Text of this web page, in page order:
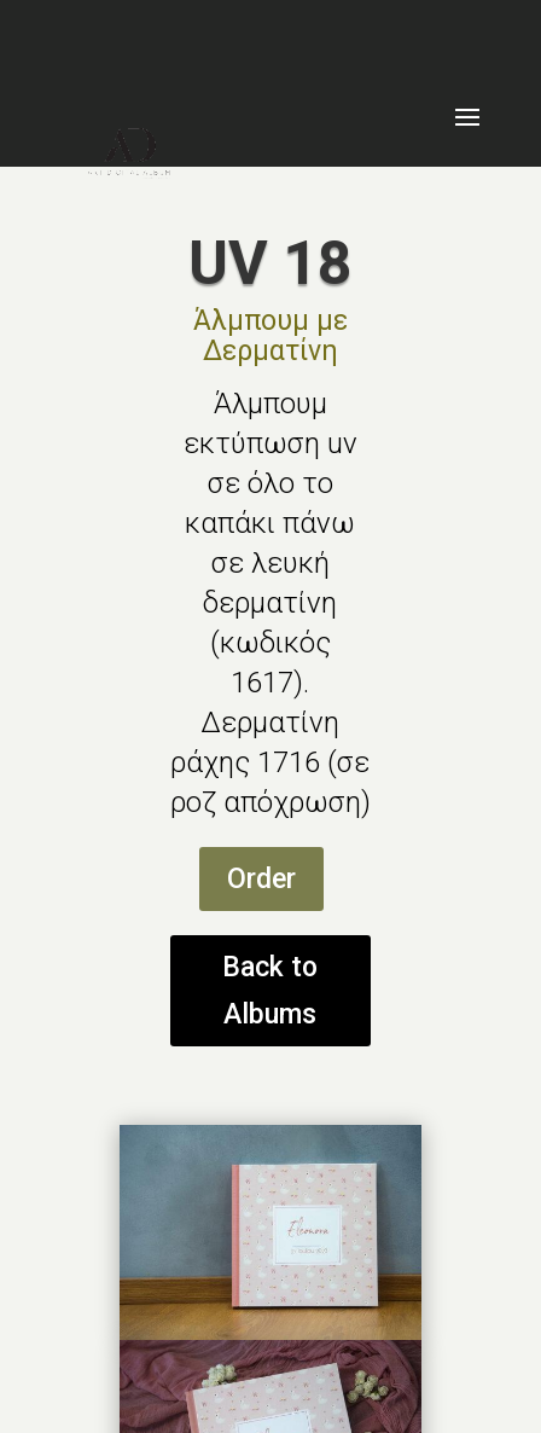
UV 18
Άλμπουμ με
Δερματίνη
Άλμπουμ
εκτύπωση uv
σε όλο το
καπάκι πάνω
σε λευκή
δερματίνη
(κωδικός
1617).
Δερματίνη
ράχης 1716 (σε
ροζ απόχρωση)
Order
Back to
Albums